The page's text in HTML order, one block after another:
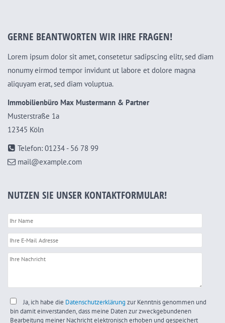
GERNE BEANTWORTEN WIR IHRE FRAGEN!
Lorem ipsum dolor sit amet, consetetur sadipscing elitr, sed diam
nonumy eirmod tempor invidunt ut labore et dolore magna
aliquyam erat, sed diam voluptua.
Immobilienbüro Max Mustermann & Partner
Musterstraße 1a
12345 Köln
Telefon: 01234 - 56 78 99
mail@example.com
NUTZEN SIE UNSER KONTAKTFORMULAR!
Ja, ich habe die Datenschutzerklärung zur Kenntnis genommen und
bin damit einverstanden, dass meine Daten zur zweckgebundenen
Bearbeitung meiner Nachricht elektronisch erhoben und gespeichert